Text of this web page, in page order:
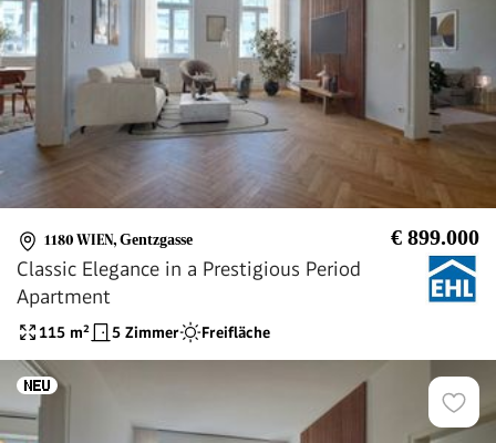
1180 WIEN, Gentzgasse € 899.000
Classic Elegance in a Prestigious Period
Apartment
115 m² 5 Zimmer Freifläche